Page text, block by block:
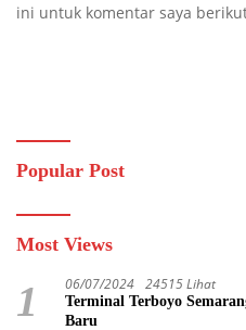
ini untuk komentar saya
Popular Post
Most Views
1 06/07/2024 24515 Lihat
Terminal Terboyo
Baru